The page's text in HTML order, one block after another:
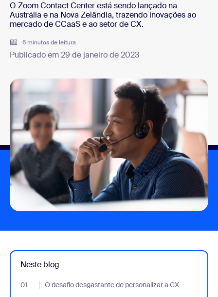
O Zoom Contact Center está sendo lançado na
Austrália e na Nova Zelândia, trazendo inovações ao
mercado de CCaaS e ao setor de CX.
6 minutos de leitura
Publicado em 29 de janeiro de 2023
Neste blog
01 O desafio desgastante de personalizar a CX
- Jumplink to O desafio desgastante de personalizar a CX